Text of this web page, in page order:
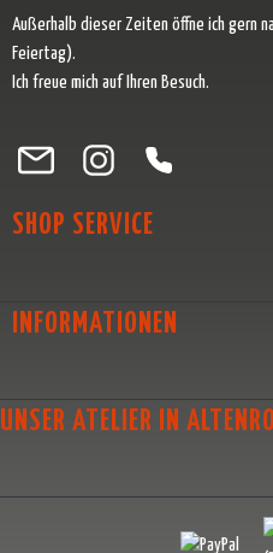
Außerhalb dieser Zeiten öffne ich gern
Feiertag).
Ich freue mich auf Ihren Besuch.
Besuche uns auf Facebook – öffnet in
Schau auf Instagram vorbei –
Lass dich auf
Folge uns auf X –
SHOP SERVICE
INFORMATIONEN
UNSER ATELIER IN